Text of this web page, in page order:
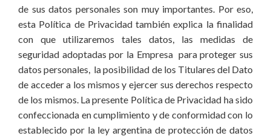
de sus datos personales son muy importantes. Por eso,
esta Política de Privacidad también explica la finalidad
con que utilizaremos tales datos, las medidas de
seguridad adoptadas por la Empresa para proteger sus
datos personales, la posibilidad de los Titulares del Dato
de acceder a los mismos y ejercer sus derechos respecto
de los mismos. La presente Política de Privacidad ha sido
confeccionada en cumplimiento y de conformidad con lo
establecido por la ley argentina de protección de datos